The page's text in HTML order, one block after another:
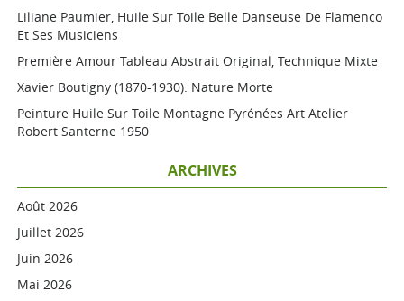
Liliane Paumier, Huile Sur Toile Belle Danseuse De Flamenco
Et Ses Musiciens
Première Amour Tableau Abstrait Original, Technique Mixte
Xavier Boutigny (1870-1930). Nature Morte
Peinture Huile Sur Toile Montagne Pyrénées Art Atelier
Robert Santerne 1950
ARCHIVES
Août 2026
Juillet 2026
Juin 2026
Mai 2026